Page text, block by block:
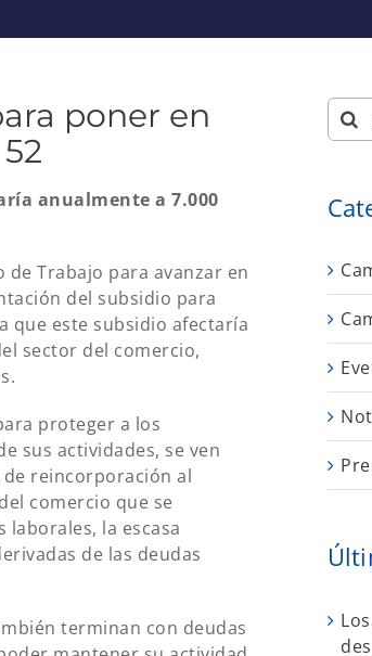
poner en
anualmente a 7.000
Trabajo para avanzar en
del subsidio para
que este subsidio afectaría
sector del comercio,
proteger a los
sus actividades, se ven
reincorporación al
comercio que se
la escasa
de las deudas
terminan con deudas